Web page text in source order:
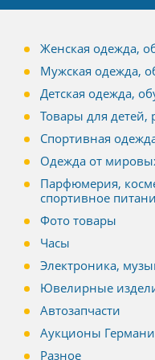
Женская одежда,
Мужская одежда,
Детская одежда,
Товары для
Спортивная
Одежда от
Парфюмерия,
спортивное
Фото товары
Часы
Электроника,
Ювелирные
Автозапчасти
Аукционы
Разное